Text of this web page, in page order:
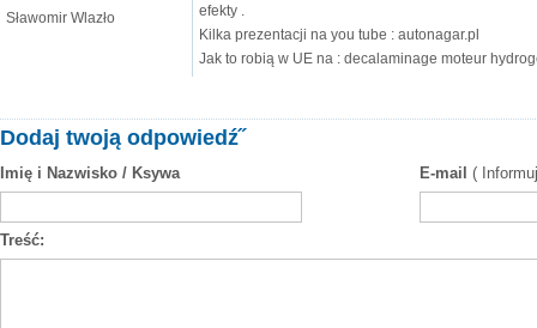
Sławomir Wlazło
efekty .
Kilka prezentacji na you tube : autonagar.pl
Jak to robią w UE na : decalaminage moteur
Dodaj twoją odpowiedź˝
Imię i Nazwisko / Ksywa E-mail (
Treść: